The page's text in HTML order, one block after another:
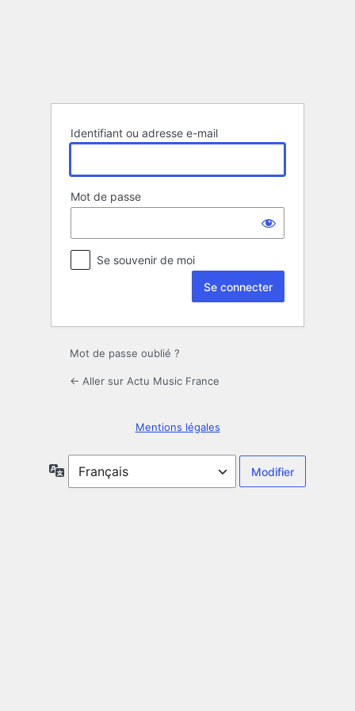
Identifiant ou adresse e-mail
Mot de passe
Se souvenir de moi
Mot de passe oublié ?
← Aller sur Actu Music France
Mentions légales
Langue